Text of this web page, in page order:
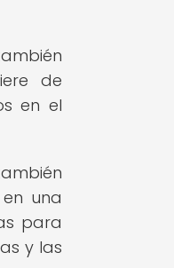
de
en el
una
para
y las